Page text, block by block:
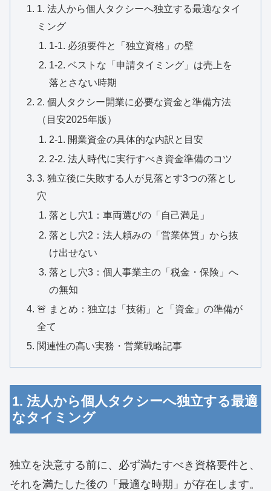
1. 法人から個人タクシーへ独立する最適なタイ
ミング
1-1. 必須要件と「独立資格」の壁
1-2. ベストな「申請タイミング」は売上を
落とさない時期
2. 個人タクシー開業に必要な資金と準備方法
（目安2025年版）
2-1. 開業資金の具体的な内訳と目安
2-2. 法人時代に実行すべき資金準備のコツ
3. 独立後に失敗する人が見落とす3つの落とし
穴
落とし穴1：車両選びの「自己満足」
落とし穴2：法人頼みの「営業体質」から抜
け出せない
落とし穴3：個人事業主の「税金・保険」へ
の無知
🚨 まとめ：独立は「技術」と「資金」の準備が
全て
関連性の高い実務・営業戦略記事
1. 法人から個人タクシーへ独立する最適
なタイミング
独立を決意する前に、必ず満たすべき資格要件と、
それを満たした後の「最適な時期」が存在します。